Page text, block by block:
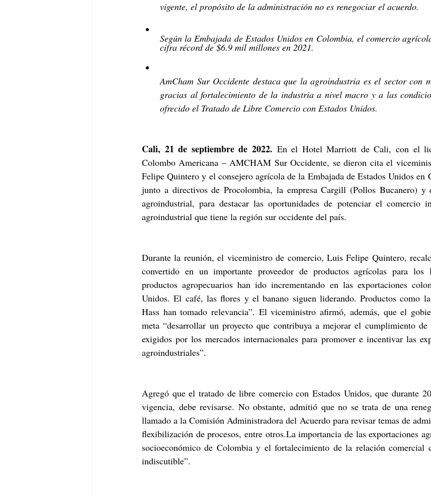
vigente, el propósito de la administración no es renegociar el acuerdo.
Según la Embajada de Estados Unidos en Colombia, el comercio
cifra récord de $6.9 mil millones en 2021.
AmCham Sur Occidente destaca que la agroindustria es el sector con
gracias al fortalecimiento de la industria a nivel macro y a las
ofrecido el Tratado de Libre Comercio con Estados Unidos.
Cali, 21 de septiembre de 2022. En el Hotel Marriott de Cali, con el
Colombo Americana – AMCHAM Sur Occidente, se dieron cita el
Felipe Quintero y el consejero agrícola de la Embajada de Estados Unidos en
junto a directivos de Procolombia, la empresa Cargill (Pollos Bucanero) y
agroindustrial, para destacar las oportunidades de potenciar el comercio
agroindustrial que tiene la región sur occidente del país.
Durante la reunión, el viceministro de comercio, Luis Felipe Quintero,
convertido en un importante proveedor de productos agrícolas para los
productos agropecuarios han ido incrementando en las exportaciones
Unidos. El café, las flores y el banano siguen liderando. Productos como
Hass han tomado relevancia”. El viceministro afirmó, además, que el
meta “desarrollar un proyecto que contribuya a mejorar el cumplimiento
exigidos por los mercados internacionales para promover e incentivar las
agroindustriales”.
Agregó que el tratado de libre comercio con Estados Unidos, que durante
vigencia, debe revisarse. No obstante, admitió que no se trata de una
llamado a la Comisión Administradora del Acuerdo para revisar temas de
flexibilización de procesos, entre otros.La importancia de las exportaciones
socioeconómico de Colombia y el fortalecimiento de la relación comercial
indiscutible”.